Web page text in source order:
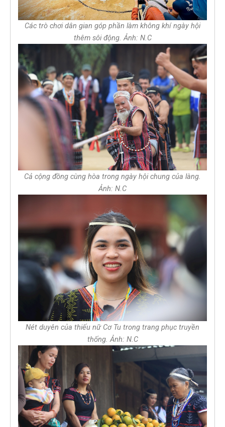
Các trò chơi dân gian góp phần làm không khí ngày hội
thêm sôi động. Ảnh: N.C
Cả cộng đồng cùng hòa trong ngày hội chung của làng.
Ảnh: N.C
Nét duyên của thiếu nữ Cơ Tu trong trang phục truyền
thống. Ảnh: N.C